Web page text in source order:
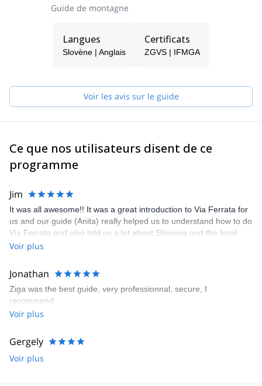
Guide de montagne
Langues
Slovène | Anglais
Certificats
ZGVS | IFMGA
Voir les avis sur le guide
Ce que nos utilisateurs disent de ce
programme
Jim
It was all awesome!! It was a great introduction to Via Ferrata for
us and our guide (Anita) really helped us to understand how to do
Via Ferrata and also told us a lot about Slovenia and the local
area. We really enjoyed it and would recommend Anita and Kofler
Voir plus
Jonathan
Ziga was the best guide, very professionnal, secure, I
recommend
Voir plus
Gergely
Voir plus